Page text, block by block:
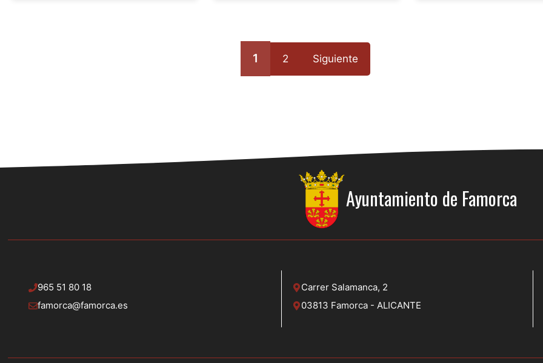
1 2 Siguiente
Ayuntamiento de Famorca
965 51 80 18
famorca@famorca.es
Carrer Salamanca, 2
03813 Famorca - ALICANTE